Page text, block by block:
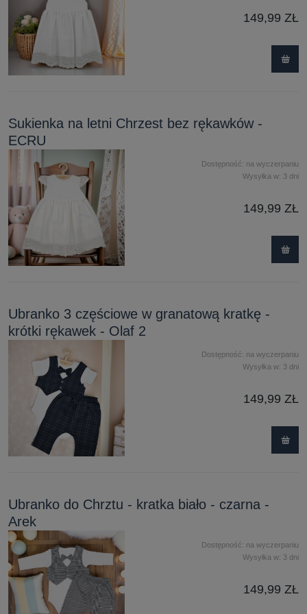
149,99 ZŁ
Sukienka na letni Chrzest bez rękawków -
ECRU
Dostępność: na wyczerpaniu
Wysyłka w: 3 dni
149,99 ZŁ
Ubranko 3 częściowe w granatową kratkę -
krótki rękawek - Olaf 2
Dostępność: na wyczerpaniu
Wysyłka w: 3 dni
149,99 ZŁ
Ubranko do Chrztu - kratka biało - czarna -
Arek
Dostępność: na wyczerpaniu
Wysyłka w: 3 dni
149,99 ZŁ